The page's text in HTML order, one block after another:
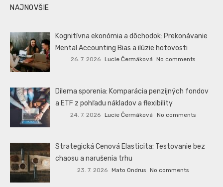
NAJNOVŠIE
Kognitívna ekonómia a dôchodok: Prekonávanie
Mental Accounting Bias a ilúzie hotovosti
26. 7. 2026 Lucie Čermáková No comments
Dilema sporenia: Komparácia penzijných fondov
a ETF z pohľadu nákladov a flexibility
24. 7. 2026 Lucie Čermáková No comments
Strategická Cenová Elasticita: Testovanie bez
chaosu a narušenia trhu
23. 7. 2026 Mato Ondrus No comments